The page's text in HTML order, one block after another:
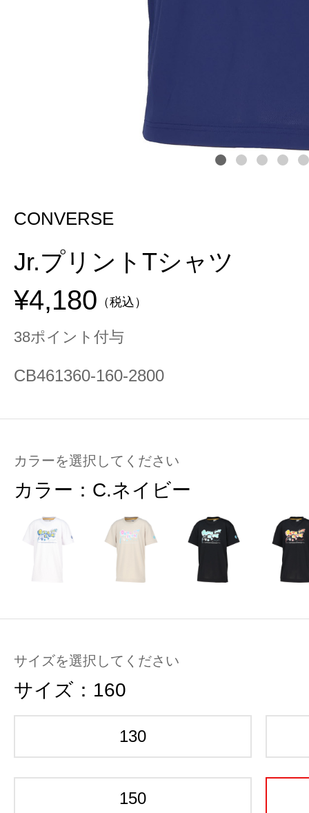
CONVERSE
Jr.プリントTシャツ
¥4,180 （税込）
38ポイント付与
CB461360-160-2800
カラーを選択してください
カラー： C.ネイビー
サイズを選択してください
サイズ： 160
130
150